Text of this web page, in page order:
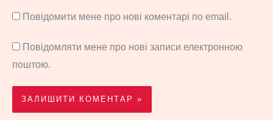
Повідомити мене про нові коментарі по email.
Повідомляти мене про нові записи електронною
поштою.